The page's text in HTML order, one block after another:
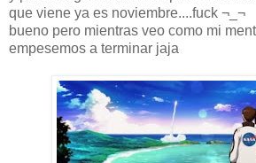
que viene ya es noviembre....fuck ¬_¬
bueno pero mientras veo como mi
empesemos a terminar jaja